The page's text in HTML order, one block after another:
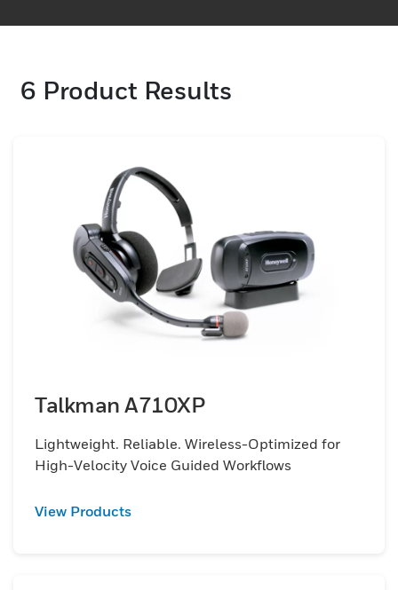
radio y Bluetooth, duración de la batería y
6 Product Results
Talkman A710XP
Lightweight. Reliable. Wireless-Optimized for
High-Velocity Voice Guided Workflows
View Products